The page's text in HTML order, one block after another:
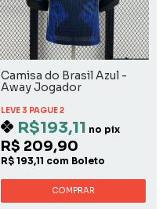
Camisa do Brasil Azul -
Away Jogador
LEVE 3 PAGUE 2
R$193,11 no pix
R$ 209,90
R$ 193,11 com Boleto
COMPRAR